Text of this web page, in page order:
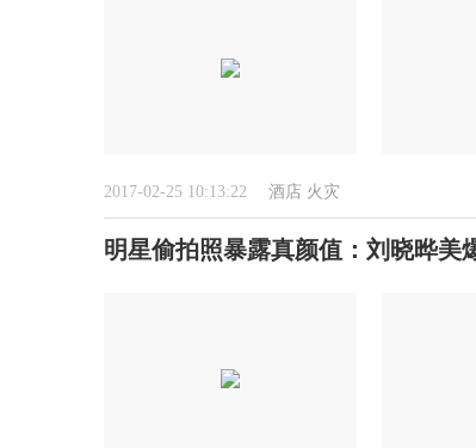
2017-02-25 10:13:22 酒店 火灾
明星偷拍照暴露真颜值：刘晓晔美